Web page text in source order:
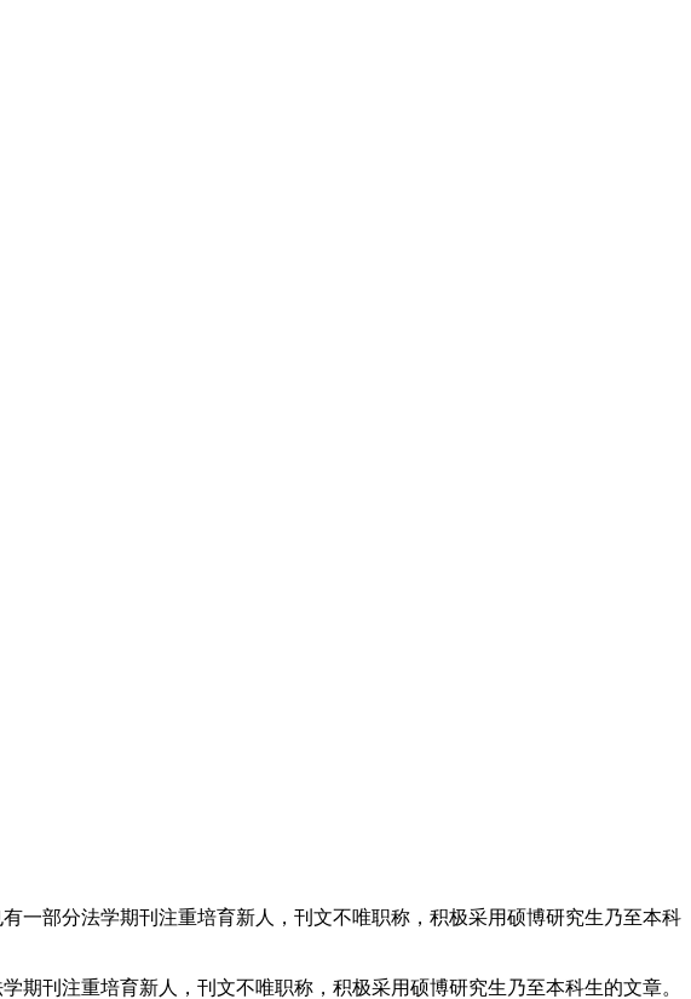
一部分法学期刊注重培育新人，刊文不唯职称，积极采用硕博研究生乃至本科
刊注重培育新人，刊文不唯职称，积极采用硕博研究生乃至本科生的文章。